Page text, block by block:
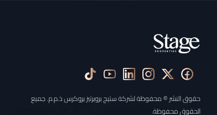
حقوق النشر © محفوظة لشركة ستيج بروبرتيز بروكرس ذ.م.م. جميع
الحقوق محفوظة.